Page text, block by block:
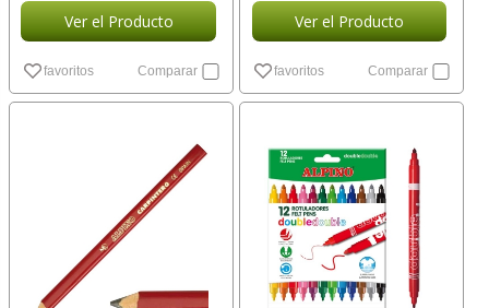
Ver el Producto
favoritos Comparar
Ver el Producto
favoritos Comparar